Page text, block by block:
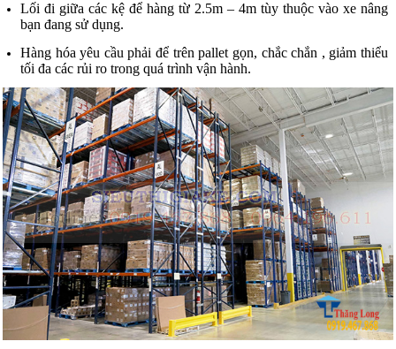
Lối đi giữa các kệ để hàng từ 2.5m – 4m tùy thuộc vào xe nâng
bạn đang sử dụng.
Hàng hóa yêu cầu phải để trên pallet gọn, chắc chắn , giảm thiểu
tối đa các rủi ro trong quá trình vận hành.